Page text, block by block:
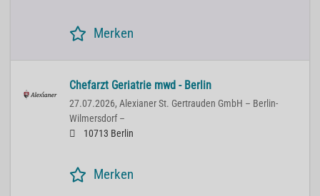
Merken
Chefarzt Geriatrie mwd - Berlin
27.07.2026, Alexianer St. Gertrauden GmbH – Berlin-
Wilmersdorf –
10713 Berlin
Merken